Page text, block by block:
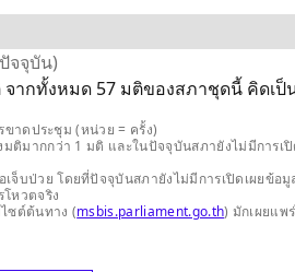
จจุบัน)
ากทั้งหมด 57 มติของสภาชุดนี้ คิดเป็
าดประชุม (หน่วย = ครั้ง)
มติมากกว่า 1 มติ และในปัจจุบันสภายังไม่มีการ
จ็บป่วย โดยที่ปัจจุบันสภายังไม่มีการเปิดเผยข้
หวตจริง
ซต์ต้นทาง (msbis.parliament.go.th) มักเผยแพ